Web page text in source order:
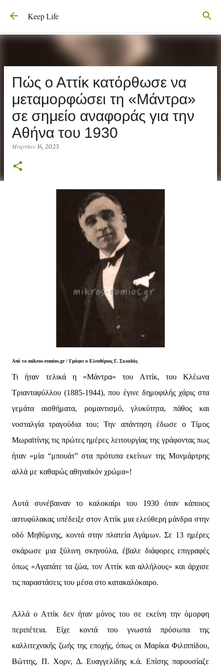
Μετάβαση στο κύριο περιεχόμενο
Keep Life
Πώς ο Αττίκ κατόρθωσε να
μεταμορφώσει τη «Μάντρα»
σε σημείο αναφοράς για την
Αθήνα του 1930
Μαρτίου 14, 2023
Από το mikros-romios.gr / Γράφει ο Ελευθέριος Γ. Σκιαδάς
Τι ήταν τελικά η «Μάντρα» του Αττίκ, του Κλέωνα
Τριανταφύλλου (1885-1944), που έγινε δημοφιλής χάρις στα
γεμάτα αισθήματα, ρομαντισμό, γλυκύτητα, πάθος και
νοσταλγία τραγούδια του; Την απάντηση έδωσε ο Τίμος
Μωραϊτίνης τις πρώτες ημέρες λειτουργίας της γράφοντας πως
ήταν «μία “μπουάτ” στα πρότυπα εκείνων της Μονμάρτρης
αλλά με καθαρώς αθηναϊκόν χρώμα»!
Αυτά συνέβαιναν το καλοκαίρι του 1930 όταν κάποιος
αστυφύλακας υπέδειξε στον Αττίκ μια ελεύθερη μάνδρα στην
οδό Μηθύμνης, κοντά στην πλατεία Αγάμων. Σε 13 ημέρες
σκάρωσε μια ξύλινη σκηνούλα, έβαλε διάφορες επιγραφές
όπως «Αγαπάτε τα ζώα, τον Αττίκ και αλλήλους» και άρχισε
τις παραστάσεις του μέσα στο κατακαλόκαιρο.
Αλλά ο Αττίκ δεν ήταν μόνος του σε εκείνη την όμορφη
περιπέτεια. Είχε κοντά του γνωστά πρόσωπα της
καλλιτεχνικής ζωής της εποχής, όπως οι Μαρίκα Φιλιππίδου,
Βώττης, Π. Χορν, Δ. Ευαγγελίδης κ.ά. Επίσης παρουσίαζε